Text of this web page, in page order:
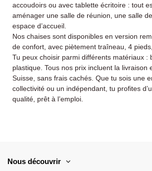
accoudoirs ou avec tablette écritoire : tout
aménager une salle de réunion, une salle
espace d’accueil.
Nos chaises sont disponibles en version
de confort, avec piètement traîneau, 4
Tu peux choisir parmi différents matériaux :
plastique. Tous nos prix incluent la livraison
Suisse, sans frais cachés. Que tu sois une
collectivité ou un indépendant, tu profites
qualité, prêt à l’emploi.
Nous découvrir